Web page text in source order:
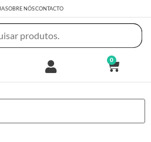
SOBRE NÓSCONTACTO
0